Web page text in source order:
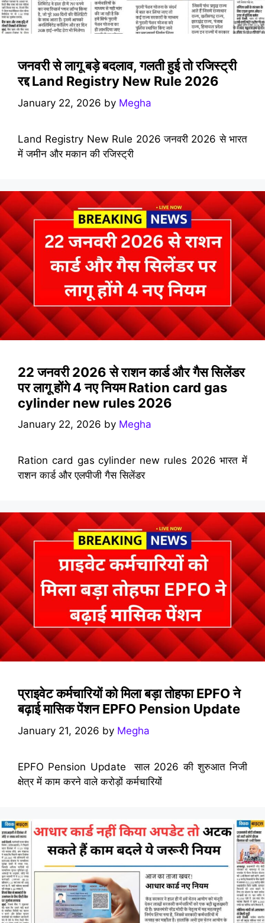
जनवरी से लागू बड़े बदलाव, गलती हुई तो रजिस्ट्री
रद्द Land Registry New Rule 2026
January 22, 2026 by Megha
Land Registry New Rule 2026 जनवरी 2026 से भारत
में जमीन और मकान की रजिस्ट्री
22 जनवरी 2026 से राशन कार्ड और गैस सिलेंडर
पर लागू होंगे 4 नए नियम Ration card gas
cylinder new rules 2026
January 22, 2026 by Megha
Ration card gas cylinder new rules 2026 भारत में
राशन कार्ड और एलपीजी गैस सिलेंडर
प्राइवेट कर्मचारियों को मिला बड़ा तोहफा EPFO ने
बढ़ाई मासिक पेंशन EPFO Pension Update
January 21, 2026 by Megha
EPFO Pension Update साल 2026 की शुरुआत निजी
क्षेत्र में काम करने वाले करोड़ों कर्मचारियों